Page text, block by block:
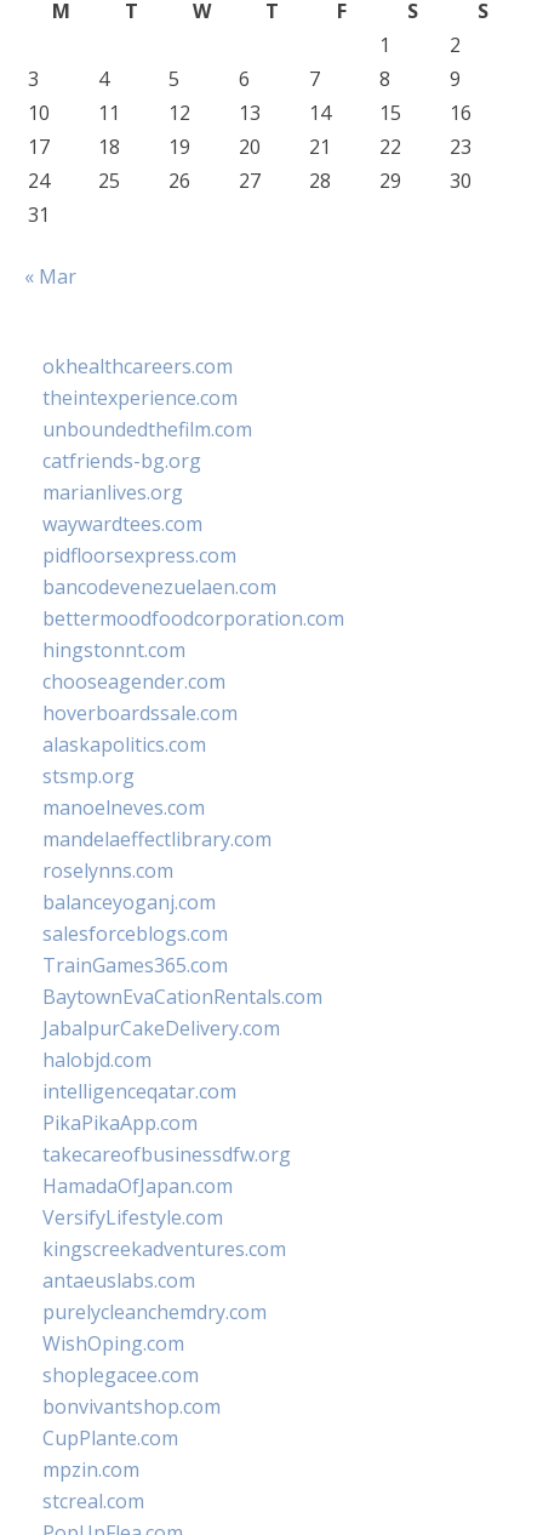
M T W T F S
S
1
2
3
4 5 6 7 8
9
10
11 12 13 14 15
16
17
18 19 20 21 22
23
24
25 26 27 28 29
30
31
« Mar
okhealthcareers.com
theintexperience.com
unboundedthefilm.com
catfriends-bg.org
marianlives.org
waywardtees.com
pidfloorsexpress.com
bancodevenezuelaen.com
bettermoodfoodcorporation.com
hingstonnt.com
chooseagender.com
hoverboardssale.com
alaskapolitics.com
stsmp.org
manoelneves.com
mandelaeffectlibrary.com
roselynns.com
balanceyoganj.com
salesforceblogs.com
TrainGames365.com
BaytownEvaCationRentals.com
JabalpurCakeDelivery.com
halobjd.com
intelligenceqatar.com
PikaPikaApp.com
takecareofbusinessdfw.org
HamadaOfJapan.com
VersifyLifestyle.com
kingscreekadventures.com
antaeuslabs.com
purelycleanchemdry.com
WishOping.com
shoplegacee.com
bonvivantshop.com
CupPlante.com
mpzin.com
stcreal.com